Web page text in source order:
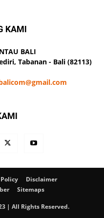
KAMI
BALI
Tabanan - Bali (82113)
Disclaimer
Sitemaps
| All Rights Reserved.